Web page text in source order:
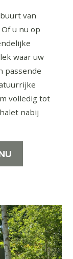
van
u nu op
waar uw
passende
volledig tot
nabij